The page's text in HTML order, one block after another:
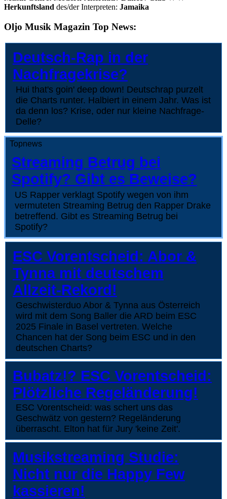
Herkunftsland des/der Interpreten: Jamaika
Oljo Musik Magazin Top News:
Deutsch-Rap in der
Nachfragekrise?
Hui that's goin' deep down! Deutschrap purzelt
die Charts runter. Halbiert in einem Jahr. Was ist
da denn los? Krise, oder nur kleine Nachfrage-
Delle?
Topnews
Streaming Betrug bei
Spotify? Gibt es Beweise?
US Rapper verklagt Spotify wegen von ihm
vermuteten Streaming Betrug den Rapper Drake
betreffend. Gibt es Streaming Betrug bei
Spotify?
ESC Vorentscheid: Abor &
Tynna mit deutschem
Allzeit-Rekord!
Geschwisterduo Abor & Tynna aus Österreich
wird mit dem Song Baller die ARD beim ESC
2025 Finale in Basel vertreten. Welche
Chancen hat der Song beim ESC und in den
deutschen Charts?
Bubatz!? ESC Vorentscheid:
Plötzliche Regeländerung!
ESC Vorentscheid: was schert uns das
Geschwätz von gestern? Regeländerung
überrascht. Elton hat für Jury 'keine Zeit'.
Musikstreaming Studie:
Nicht nur die Happy Few
kassieren!